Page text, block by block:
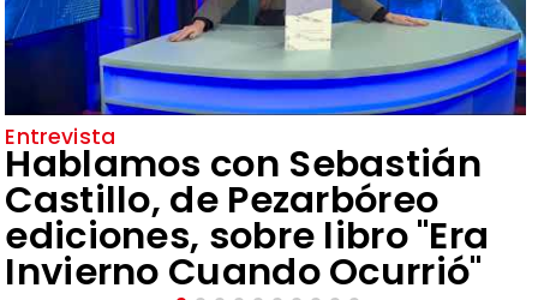
Entrevista
Hablamos con Sebastián
Castillo, de Pezarbóreo
ediciones, sobre libro "Era
Invierno Cuando Ocurrió"